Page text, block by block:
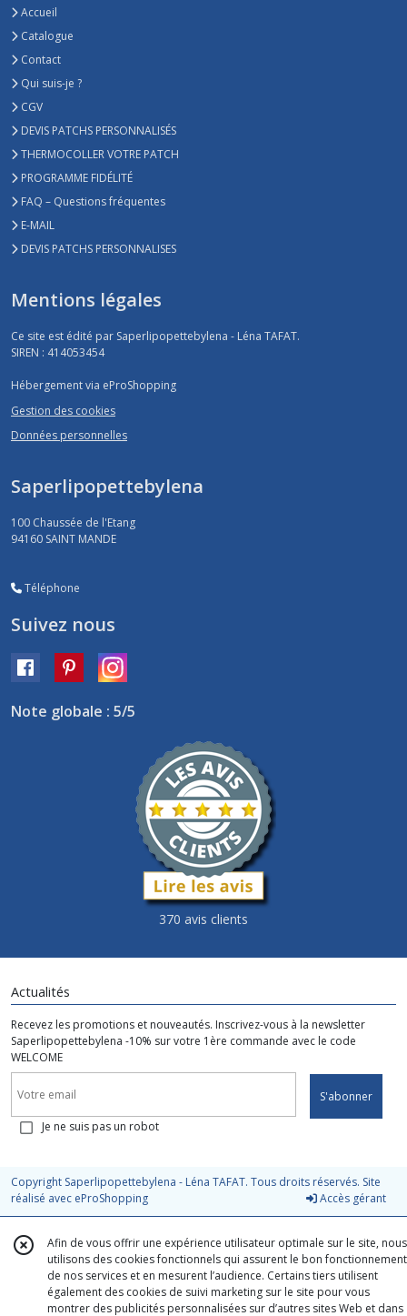
Accueil
Catalogue
Contact
Qui suis-je ?
CGV
DEVIS PATCHS PERSONNALISÉS
THERMOCOLLER VOTRE PATCH
PROGRAMME FIDÉLITÉ
FAQ – Questions fréquentes
E-MAIL
DEVIS PATCHS PERSONNALISES
Mentions légales
Ce site est édité par Saperlipopettebylena - Léna TAFAT.
SIREN : 414053454
Hébergement via eProShopping
Gestion des cookies
Données personnelles
Saperlipopettebylena
100 Chaussée de l'Etang
94160 SAINT MANDE
Téléphone
Suivez nous
Note globale : 5/5
370 avis clients
Actualités
Recevez les promotions et nouveautés. Inscrivez-vous à la newsletter
Saperlipopettebylena -10% sur votre 1ère commande avec le code
WELCOME
S'abonner
Je ne suis pas un robot
Copyright Saperlipopettebylena - Léna TAFAT. Tous droits réservés. Site
réalisé avec eProShopping Accès gérant
Afin de vous offrir une expérience utilisateur optimale sur le site, nous
utilisons des cookies fonctionnels qui assurent le bon fonctionnement
de nos services et en mesurent l’audience. Certains tiers utilisent
également des cookies de suivi marketing sur le site pour vous
montrer des publicités personnalisées sur d’autres sites Web et dans